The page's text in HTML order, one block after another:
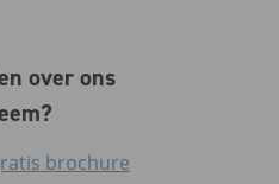
over ons
brochure